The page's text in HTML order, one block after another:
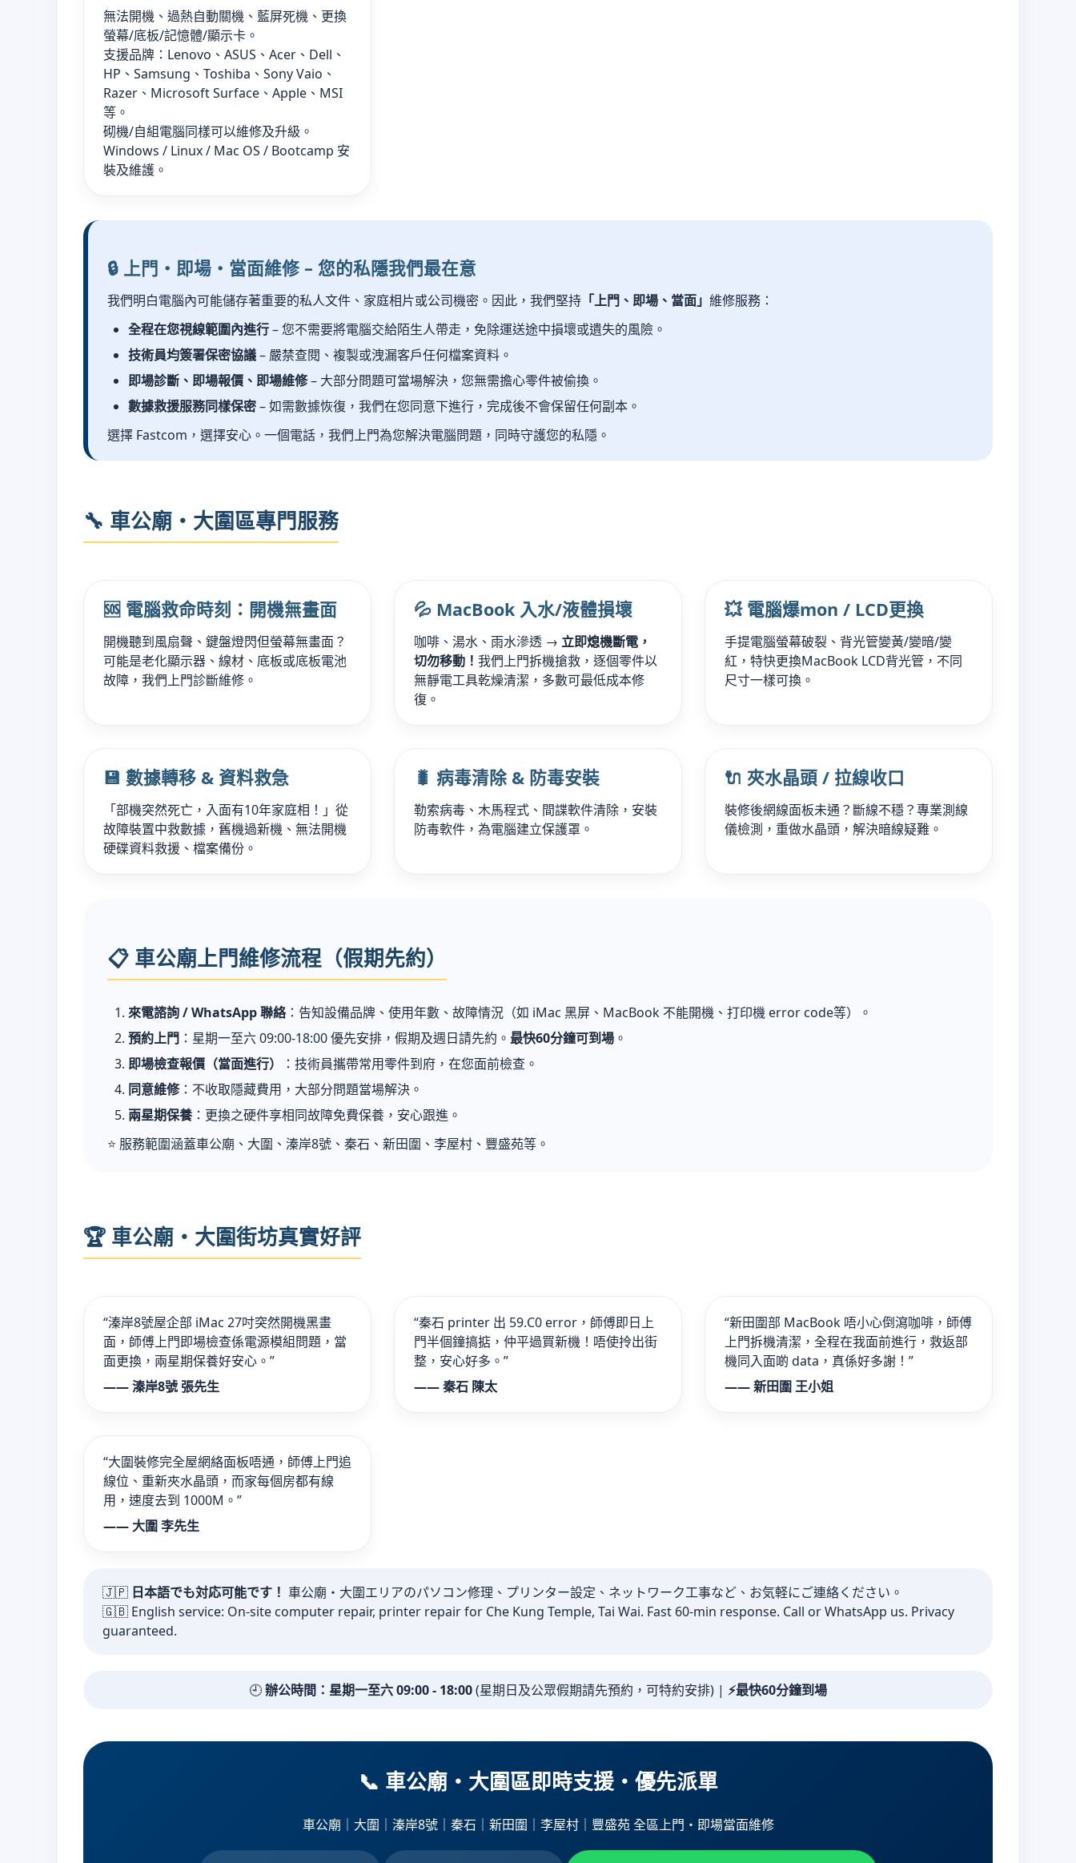
無法開機、過熱自動關機、藍屏死機、更換
螢幕/底板/記憶體/顯示卡。
支援品牌：Lenovo、ASUS、Acer、Dell、
HP、Samsung、Toshiba、Sony Vaio、
Razer、Microsoft Surface、Apple、MSI
等。
砌機/自組電腦同樣可以維修及升級。
Windows / Linux / Mac OS / Bootcamp 安
裝及維護。
🔒 上門・即場・當面維修 – 您的私隱我們最在意
我們明白電腦內可能儲存著重要的私人文件、家庭相片或公司機密。因此，我們堅持 「上門、即場、當面」 維修服務：
全程在您視線範圍內進行– 您不需要將電腦交給陌生人帶走，免除運送途中損壞或遺失的風險。
技術員均簽署保密協議– 嚴禁查閱、複製或洩漏客戶任何檔案資料。
即場診斷、即場報價、即場維修– 大部分問題可當場解決，您無需擔心零件被偷換。
數據救援服務同樣保密– 如需數據恢復，我們在您同意下進行，完成後不會保留任何副本。
選擇 Fastcom，選擇安心。一個電話，我們上門為您解決電腦問題，同時守護您的私隱。
🔧 車公廟・大圍區專門服務
🆘 電腦救命時刻：開機無畫面
開機聽到風扇聲、鍵盤燈閃但螢幕無畫面？
可能是老化顯示器、線材、底板或底板電池
故障，我們上門診斷維修。
💦 MacBook 入水/液體損壞
咖啡、湯水、雨水滲透 → 立即熄機斷電，
切勿移動！ 我們上門拆機搶救，逐個零件以
無靜電工具乾燥清潔，多數可最低成本修
復。
💥 電腦爆mon / LCD更換
手提電腦螢幕破裂、背光管變黃/變暗/變
紅，特快更換MacBook LCD背光管，不同
尺寸一樣可換。
💾 數據轉移 & 資料救急
「部機突然死亡，入面有10年家庭相！」從
故障裝置中救數據，舊機過新機、無法開機
硬碟資料救援、檔案備份。
🐛 病毒清除 & 防毒安裝
勒索病毒、木馬程式、間諜軟件清除，安裝
防毒軟件，為電腦建立保護罩。
🔌 夾水晶頭 / 拉線收口
裝修後網線面板未通？斷線不穩？專業測線
儀檢測，重做水晶頭，解決暗線疑難。
📋 車公廟上門維修流程（假期先約）
來電諮詢 / WhatsApp 聯絡：告知設備品牌、使用年數、故障情況（如 iMac 黑屏、MacBook 不能開機、打印機 error code等）。
預約上門 ：星期一至六 09:00-18:00 優先安排，假期及週日請先約。 最快60分鐘可到場。
即場檢查報價（當面進行）
：技術員攜帶常用零件到府，在您面前檢查。
同意維修：不收取隱藏費用，大部分問題當場解決。
兩星期保養：更換之硬件享相同故障免費保養，安心跟進。
⭐ 服務範圍涵蓋車公廟、大圍、溱岸8號、秦石、新田圍、李屋村、豐盛苑等。
🏆 車公廟・大圍街坊真實好評
“溱岸8號屋企部 iMac 27吋突然開機黑畫
面，師傅上門即場檢查係電源模組問題，當
面更換，兩星期保養好安心。”
—— 溱岸8號 張先生
“秦石 printer 出 59.C0 error，師傅即日上
門半個鐘搞掂，仲平過買新機！唔使拎出街
整，安心好多。”
—— 秦石 陳太
“新田圍部 MacBook 唔小心倒瀉咖啡，師傅
上門拆機清潔，全程在我面前進行，救返部
機同入面啲 data，真係好多謝！”
—— 新田圍 王小姐
“大圍裝修完全屋網絡面板唔通，師傅上門追
線位、重新夾水晶頭，而家每個房都有線
用，速度去到 1000M。”
—— 大圍 李先生
🇯🇵 日本語でも対応可能です！ 車公廟・大圍エリアのパソコン修理、プリンター設定、ネットワーク工事など、お気軽にご連絡ください。
🇬🇧 English service: On-site computer repair, printer repair for Che Kung Temple, Tai Wai. Fast 60-min response. Call or WhatsApp us. Privacy
guaranteed.
🕘辦公時間：星期一至六 09:00 - 18:00(星期日及公眾假期請先預約，可特約安排) | ⚡最快60分鐘到場
📞 車公廟・大圍區即時支援・優先派單
車公廟｜大圍｜溱岸8號｜秦石｜新田圍｜李屋村｜豐盛苑 全區上門・即場當面維修